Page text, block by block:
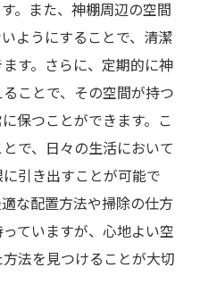
。また、神棚周辺の空間
ようにすることで、清潔
す。さらに、定期的に神
ことで、その空間が持つ
保つことができます。こ
で、日々の生活において
引き出すことが可能で
な配置方法や掃除の仕方
ていますが、心地よい空
法を見つけることが大切